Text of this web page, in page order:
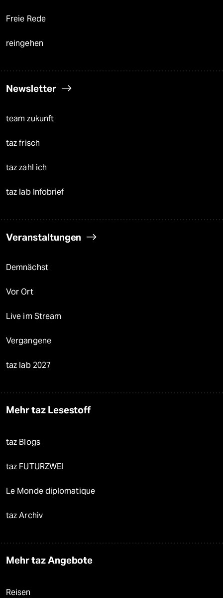
Freie Rede
reingehen
Newsletter
team zukunft
taz frisch
taz zahl ich
taz lab Infobrief
Veranstaltungen
Demnächst
Vor Ort
Live im Stream
Vergangene
taz lab 2027
Mehr taz Lesestoff
taz Blogs
taz FUTURZWEI
Le Monde diplomatique
taz Archiv
Mehr taz Angebote
Reisen